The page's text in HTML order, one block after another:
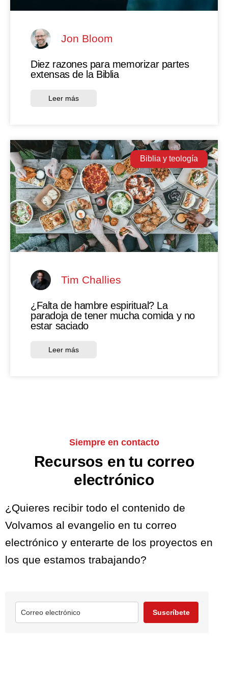
Jon Bloom
Diez razones para memorizar partes
extensas de la Biblia
Leer más
Biblia y teología
Tim Challies
¿Falta de hambre espiritual? La
paradoja de tener mucha comida y no
estar saciado
Leer más
Siempre en contacto
Recursos en tu correo
electrónico
¿Quieres recibir todo el contenido de
Volvamos al evangelio en tu correo
electrónico y enterarte de los proyectos en
los que estamos trabajando?
Suscríbete